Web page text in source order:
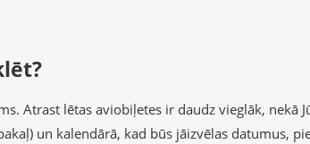
Atrast lētas aviobiļetes ir daudz vieglāk, nekā
un kalendārā, kad būs jāizvēlas datumus,